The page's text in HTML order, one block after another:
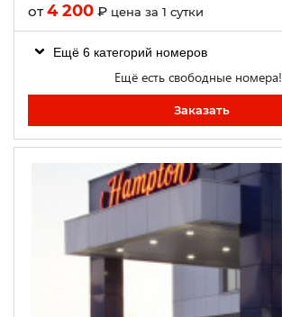
от4 200 ₽ цена за 1 сутки
Ещё 6 категорий номеров
Ещё есть свободные номера!
Заказать